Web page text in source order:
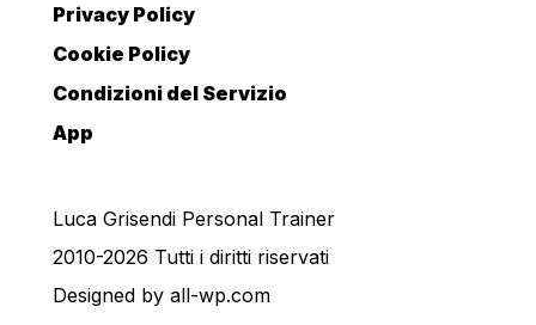
Privacy Policy
Cookie Policy
Condizioni del Servizio
App
Luca Grisendi Personal Trainer
2010-2026 Tutti i diritti riservati
Designed by all-wp.com